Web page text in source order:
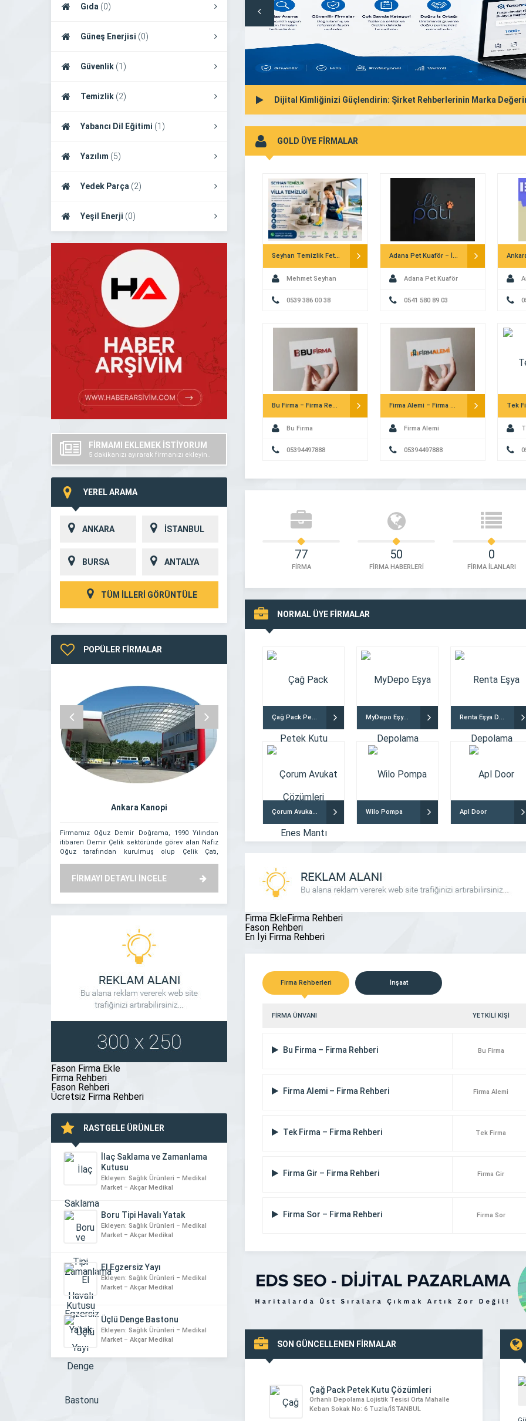
Gıda (0)
Güneş Enerjisi (0)
Güvenlik (1)
Temizlik (2)
Yabancı Dil Eğitimi (1)
Yazılım (5)
Yedek Parça (2)
Yeşil Enerji (0)
FİRMAMI EKLEMEK İSTİYORUM
5 dakikanızı ayırarak firmanızı ekleyin..
YEREL ARAMA
ANKARA İSTANBUL
BURSA ANTALYA
TÜM İLLERİ GÖRÜNTÜLE
POPÜLER FİRMALAR
Ankara Kanopi
Firmamız Oğuz Demir Doğrama, 1990 Yılından
itibaren Demir Çelik sektöründe görev alan Nafiz
Oğuz tarafından kurulmuş olup Çelik Çatı,
montajını yapmaktadır. Kurulduğu günden bu
firmadır. […]
FİRMAYI DETAYLI İNCELE
Ucg Makina
Modern inşaat sektörü, iş makinaları olmadan
düşünülemez hale gelmiştir. Bu güçlü makineler,
inşaat projelerinin hızla ve verimli bir şekilde
verimliliğini ve dayanıklılığını sürdürebilmeleri için
düzenli bakım ve yedek parça ihtiyacı vardır.
Ankara’nın inşaat sektöründeki büyümesi ve
gelişimi, iş makinası yedek parça tedarikçileri
FİRMAYI DETAYLI İNCELE
Emre Teknoloji
Gazimağusa merkezli bir telefon ağırlıklı
mağazasıdır. Misyonumuz,
Kuruluşumuzdan bugüne, kaliteli
anlayışımız ve müşteri memnuniyetine
Fason Firma Ekle
Firma Rehberi
Fason Rehberi
Ücretsiz Firma Rehberi
RASTGELE ÜRÜNLER
İlaç Saklama ve Zamanlama
Kutusu
Ekleyen: Sağlık Ürünleri – Medikal
Market – Akçar Medikal
Boru Tipi Havalı Yatak
Ekleyen: Sağlık Ürünleri – Medikal
Market – Akçar Medikal
El Egzersiz Yayı
Ekleyen: Sağlık Ürünleri – Medikal
Market – Akçar Medikal
Üçlü Denge Bastonu
Ekleyen: Sağlık Ürünleri – Medikal
Market – Akçar Medikal
Dijital Kimliğinizi Güçlendirin: Şirket Rehberlerinin Marka
GOLD ÜYE FİRMALAR
Seyhan Temizlik Fethiye – Villa Temizliği
Mehmet Seyhan
0539 386 00 38
Adana Pet Kuaför – İlk Pati
Adana Pet Kuaför
0541 580 89 03
Bu Firma – Firma Rehberi
Bu Firma
05394497888
Firma Alemi – Firma Rehberi
Firma Alemi
05394497888
77
FİRMA
50
FİRMA HABERLERİ
0
FİRMA İLANLARI
NORMAL ÜYE FİRMALAR
Çağ Pack Petek Kutu Çözümleri MyDepo Eşya Depolama Renta Eşya Depolama
Çorum Avukat Enes Mantı Wilo Pompa Apl Door
Firma EkleFirma Rehberi
Fason Rehberi
En İyi Firma Rehberi
Firma Rehberleri İnşaat
FİRMA ÜNVANI YETKİLİ KİŞİ
Bu Firma – Firma Rehberi Bu Firma
Firma Alemi – Firma Rehberi Firma Alemi
Tek Firma – Firma Rehberi Tek Firma
Firma Gir – Firma Rehberi Firma Gir
Firma Sor – Firma Rehberi Firma Sor
SON GÜNCELLENEN FİRMALAR
Çağ Pack Petek Kutu Çözümleri
Orhanlı Depolama Lojistik Tesisi Orta Mahalle
Keban Sokak No: 6 Tuzla/İSTANBUL